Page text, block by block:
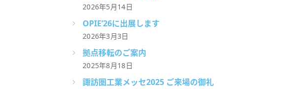
2026年5月14日
OPIE’26に出展します
2026年3月3日
拠点移転のご案内
2025年8月18日
諏訪圏工業メッセ2025 ご来場の御礼